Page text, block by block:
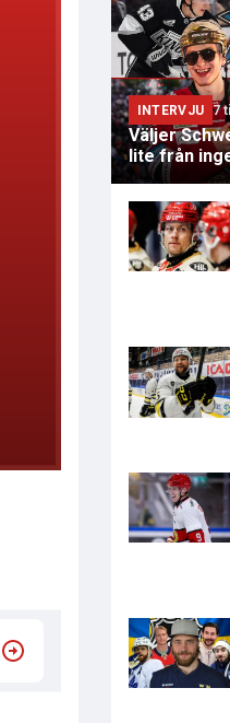
INTERVJU 7
Väljer
lite från